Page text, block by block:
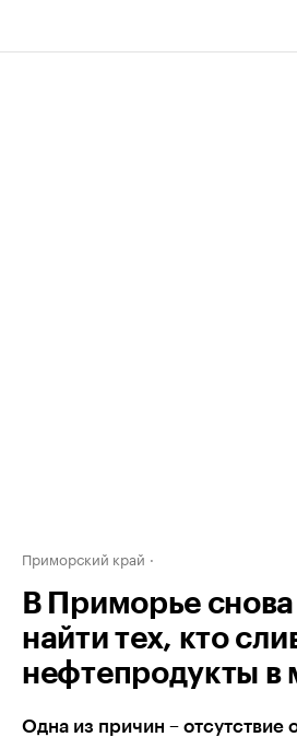
Приморский край
В Приморье
найти тех, кто
нефтепродукты в
Одна из причин – отсутствие